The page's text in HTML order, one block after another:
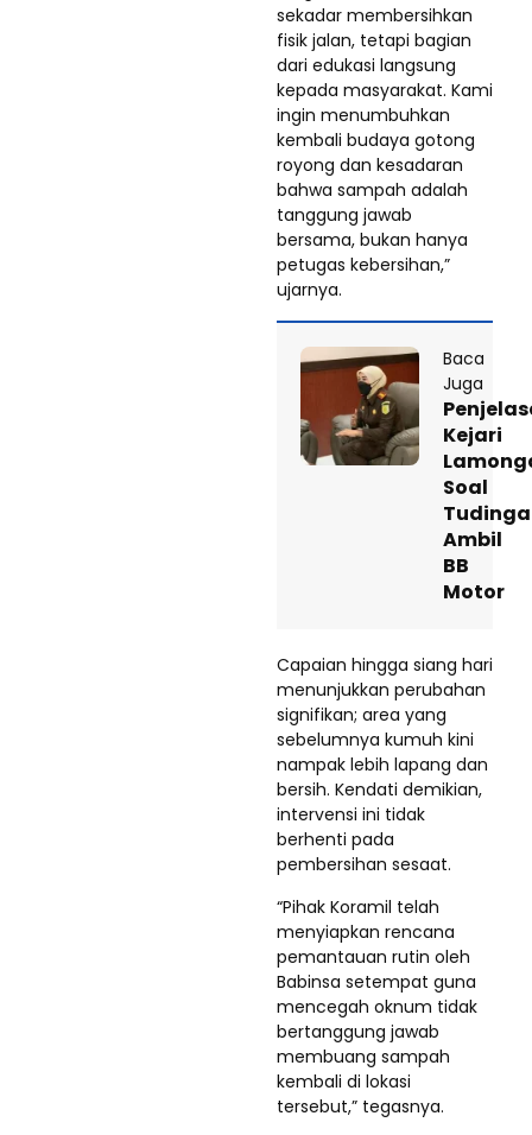
sekadar membersihkan
fisik jalan, tetapi bagian
dari edukasi langsung
kepada masyarakat. Kami
ingin menumbuhkan
kembali budaya gotong
royong dan kesadaran
bahwa sampah adalah
tanggung jawab
bersama, bukan hanya
petugas kebersihan,”
ujarnya.
Baca
Juga
Kejari
Soal
Ambil
BB
Motor
Capaian hingga siang hari
menunjukkan perubahan
signifikan; area yang
sebelumnya kumuh kini
nampak lebih lapang dan
bersih. Kendati demikian,
intervensi ini tidak
berhenti pada
pembersihan sesaat.
“Pihak Koramil telah
menyiapkan rencana
pemantauan rutin oleh
Babinsa setempat guna
mencegah oknum tidak
bertanggung jawab
membuang sampah
kembali di lokasi
tersebut,” tegasnya.